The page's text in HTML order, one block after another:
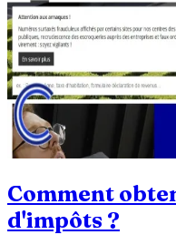
Comment
d'impôts ?